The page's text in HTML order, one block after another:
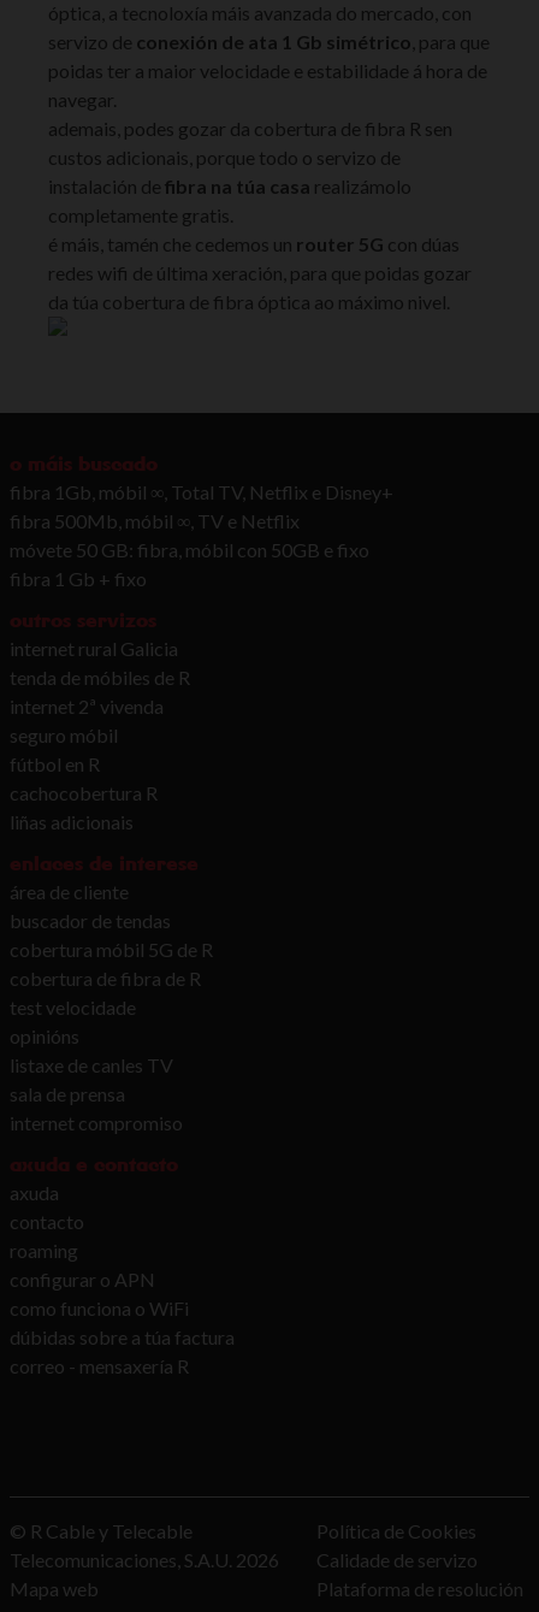
óptica, a tecnoloxía máis avanzada do mercado, con
servizo de conexión de ata 1 Gb simétrico , para que
poidas ter a maior velocidade e estabilidade á hora de
navegar.
ademais, podes gozar da cobertura de fibra R sen
custos adicionais, porque todo o servizo de
instalación de fibra na túa casa realizámolo
completamente gratis.
é máis, tamén che cedemos un router 5G con dúas
redes wifi de última xeración, para que poidas gozar
da túa cobertura de fibra óptica ao máximo nivel.
o máis buscado
fibra 1Gb, móbil ∞, Total TV, Netflix e Disney+
fibra 500Mb, móbil ∞, TV e Netflix
móvete 50 GB: fibra, móbil con 50GB e fixo
fibra 1 Gb + fixo
outros servizos
internet rural Galicia
tenda de móbiles de R
internet 2ª vivenda
seguro móbil
fútbol en R
cachocobertura R
liñas adicionais
enlaces de interese
área de cliente
buscador de tendas
cobertura móbil 5G de R
cobertura de fibra de R
test velocidade
opinións
listaxe de canles TV
sala de prensa
internet compromiso
axuda e contacto
axuda
contacto
roaming
configurar o APN
como funciona o WiFi
dúbidas sobre a túa factura
correo - mensaxería R
© R Cable y Telecable
Telecomunicaciones, S.A.U. 2026
Mapa web
Política de Cookies
Calidade de servizo
Plataforma de resolución